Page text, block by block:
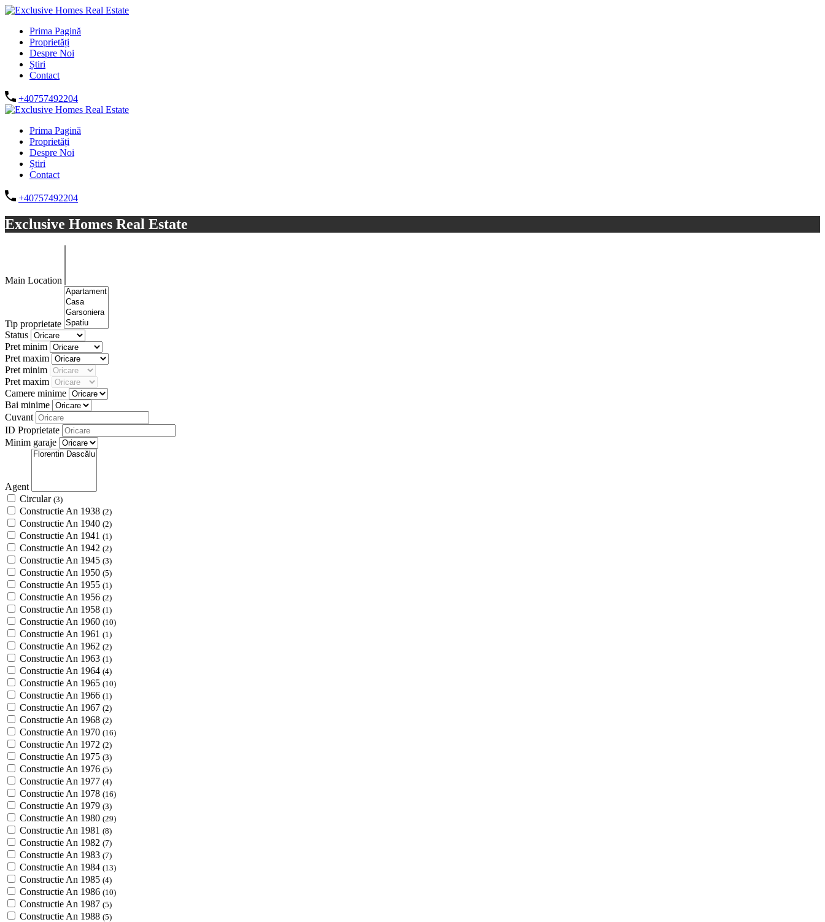
Prima Pagină
Proprietăți
Despre Noi
Știri
Contact
+40757492204
Prima Pagină
Proprietăți
Despre Noi
Știri
Contact
+40757492204
Exclusive Homes Real Estate
Main Location
Tip proprietate
Status
Pret minim
Pret maxim
Pret minim
Pret maxim
Camere minime
Bai minime
Cuvant
ID Proprietate
Minim garaje
Agent
Circular (3)
Constructie An 1938 (2)
Constructie An 1940 (2)
Constructie An 1941 (1)
Constructie An 1942 (2)
Constructie An 1945 (3)
Constructie An 1950 (5)
Constructie An 1955 (1)
Constructie An 1956 (2)
Constructie An 1958 (1)
Constructie An 1960 (10)
Constructie An 1961 (1)
Constructie An 1962 (2)
Constructie An 1963 (1)
Constructie An 1964 (4)
Constructie An 1965 (10)
Constructie An 1966 (1)
Constructie An 1967 (2)
Constructie An 1968 (2)
Constructie An 1970 (16)
Constructie An 1972 (2)
Constructie An 1975 (3)
Constructie An 1976 (5)
Constructie An 1977 (4)
Constructie An 1978 (16)
Constructie An 1979 (3)
Constructie An 1980 (29)
Constructie An 1981 (8)
Constructie An 1982 (7)
Constructie An 1983 (7)
Constructie An 1984 (13)
Constructie An 1985 (4)
Constructie An 1986 (10)
Constructie An 1987 (5)
Constructie An 1988 (5)